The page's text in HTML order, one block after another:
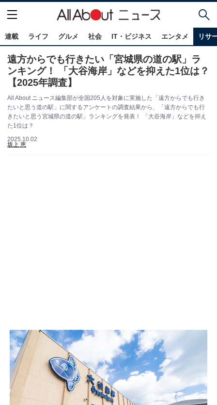
連載 ライフ グルメ 社会 IT・ビジネス エンタメ リサ
遠方からでも行きたい「宮城県の道の駅」ラ
ンキング！ 「大谷海岸」などを抑えた1位は？
【2025年調査】
All About ニュース編集部が全国205人を対象に実施した「遠方からでも行き
たいと思う道の駅」に関するアンケートの調査結果から、「遠方からでも行
きたいと思う宮城県の道の駅」ランキングを発表！ 「大谷海岸」などを抑え
た1位は？
2025.10.02
坂上 恵